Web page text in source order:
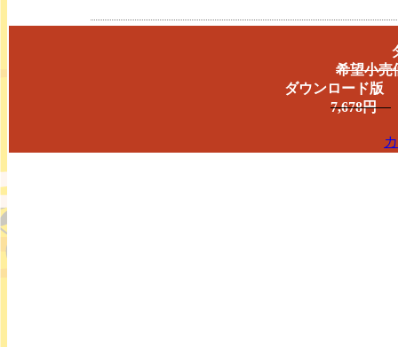
希望小売
ダウンロード版
7,678円